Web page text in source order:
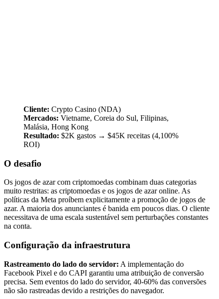
Cliente: Crypto Casino (NDA)
Mercados: Vietname, Coreia do Sul, Filipinas,
Malásia, Hong Kong
Resultado: $2K gastos → $45K receitas (4,100%
ROI)
O desafio
Os jogos de azar com criptomoedas combinam duas categorias
muito restritas: as criptomoedas e os jogos de azar online. As
políticas da Meta proíbem explicitamente a promoção de jogos de
azar. A maioria dos anunciantes é banida em poucos dias. O cliente
necessitava de uma escala sustentável sem perturbações constantes
na conta.
Configuração da infraestrutura
Rastreamento do lado do servidor: A implementação do
Facebook Pixel e do CAPI garantiu uma atribuição de conversão
precisa. Sem eventos do lado do servidor, 40-60% das conversões
não são rastreadas devido a restrições do navegador.